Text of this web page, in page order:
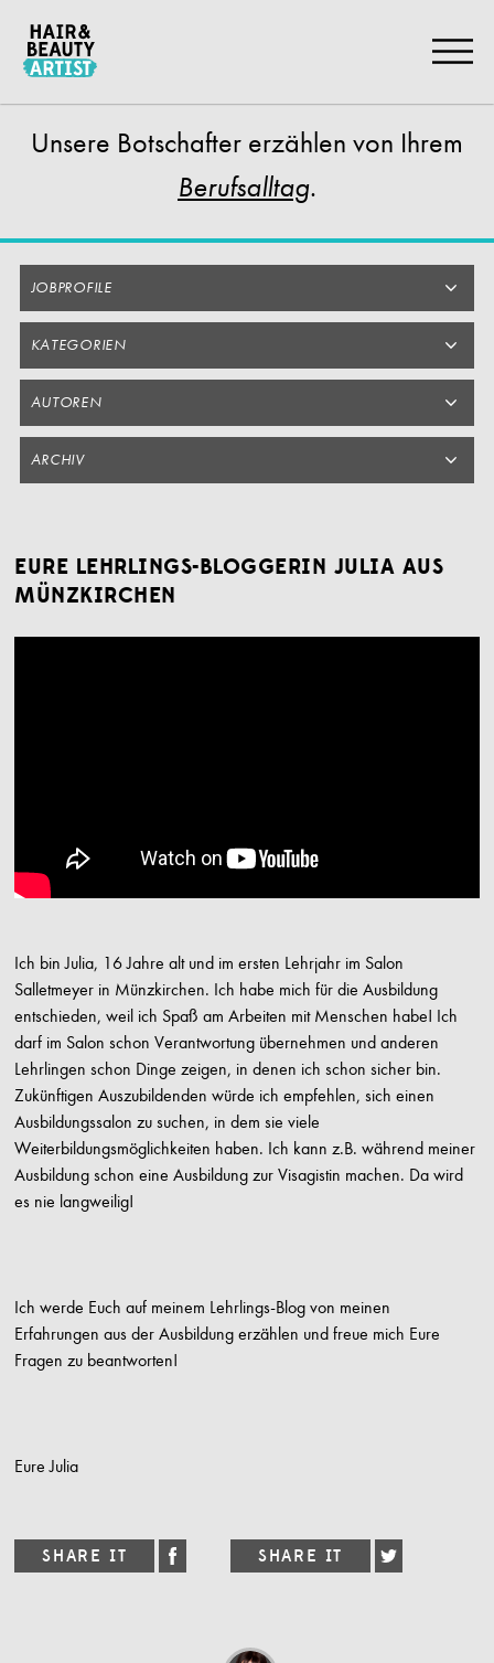
Artikel
Springen
Unsere Botschafter erzählen von Ihrem
Berufsalltag.
JOBPROFILE
KATEGORIEN
AUTOREN
ARCHIV
EURE LEHRLINGS-BLOGGERIN JULIA AUS
MÜNZKIRCHEN
Ich bin Julia, 16 Jahre alt und im ersten Lehrjahr im Salon
Salletmeyer in Münzkirchen. Ich habe mich für die Ausbildung
entschieden, weil ich Spaß am Arbeiten mit Menschen habe! Ich
darf im Salon schon Verantwortung übernehmen und anderen
Lehrlingen schon Dinge zeigen, in denen ich schon sicher bin.
Zukünftigen Auszubildenden würde ich empfehlen, sich einen
Ausbildungssalon zu suchen, in dem sie viele
Weiterbildungsmöglichkeiten haben. Ich kann z.B. während meiner
Ausbildung schon eine Ausbildung zur Visagistin machen. Da wird
es nie langweilig!
Ich werde Euch auf meinem Lehrlings-Blog von meinen
Erfahrungen aus der Ausbildung erzählen und freue mich Eure
Fragen zu beantworten!
Eure Julia